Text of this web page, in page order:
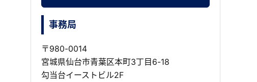
事務局
〒980-0014
宮城県仙台市青葉区本町3丁目6-18
勾当台イーストビル2F